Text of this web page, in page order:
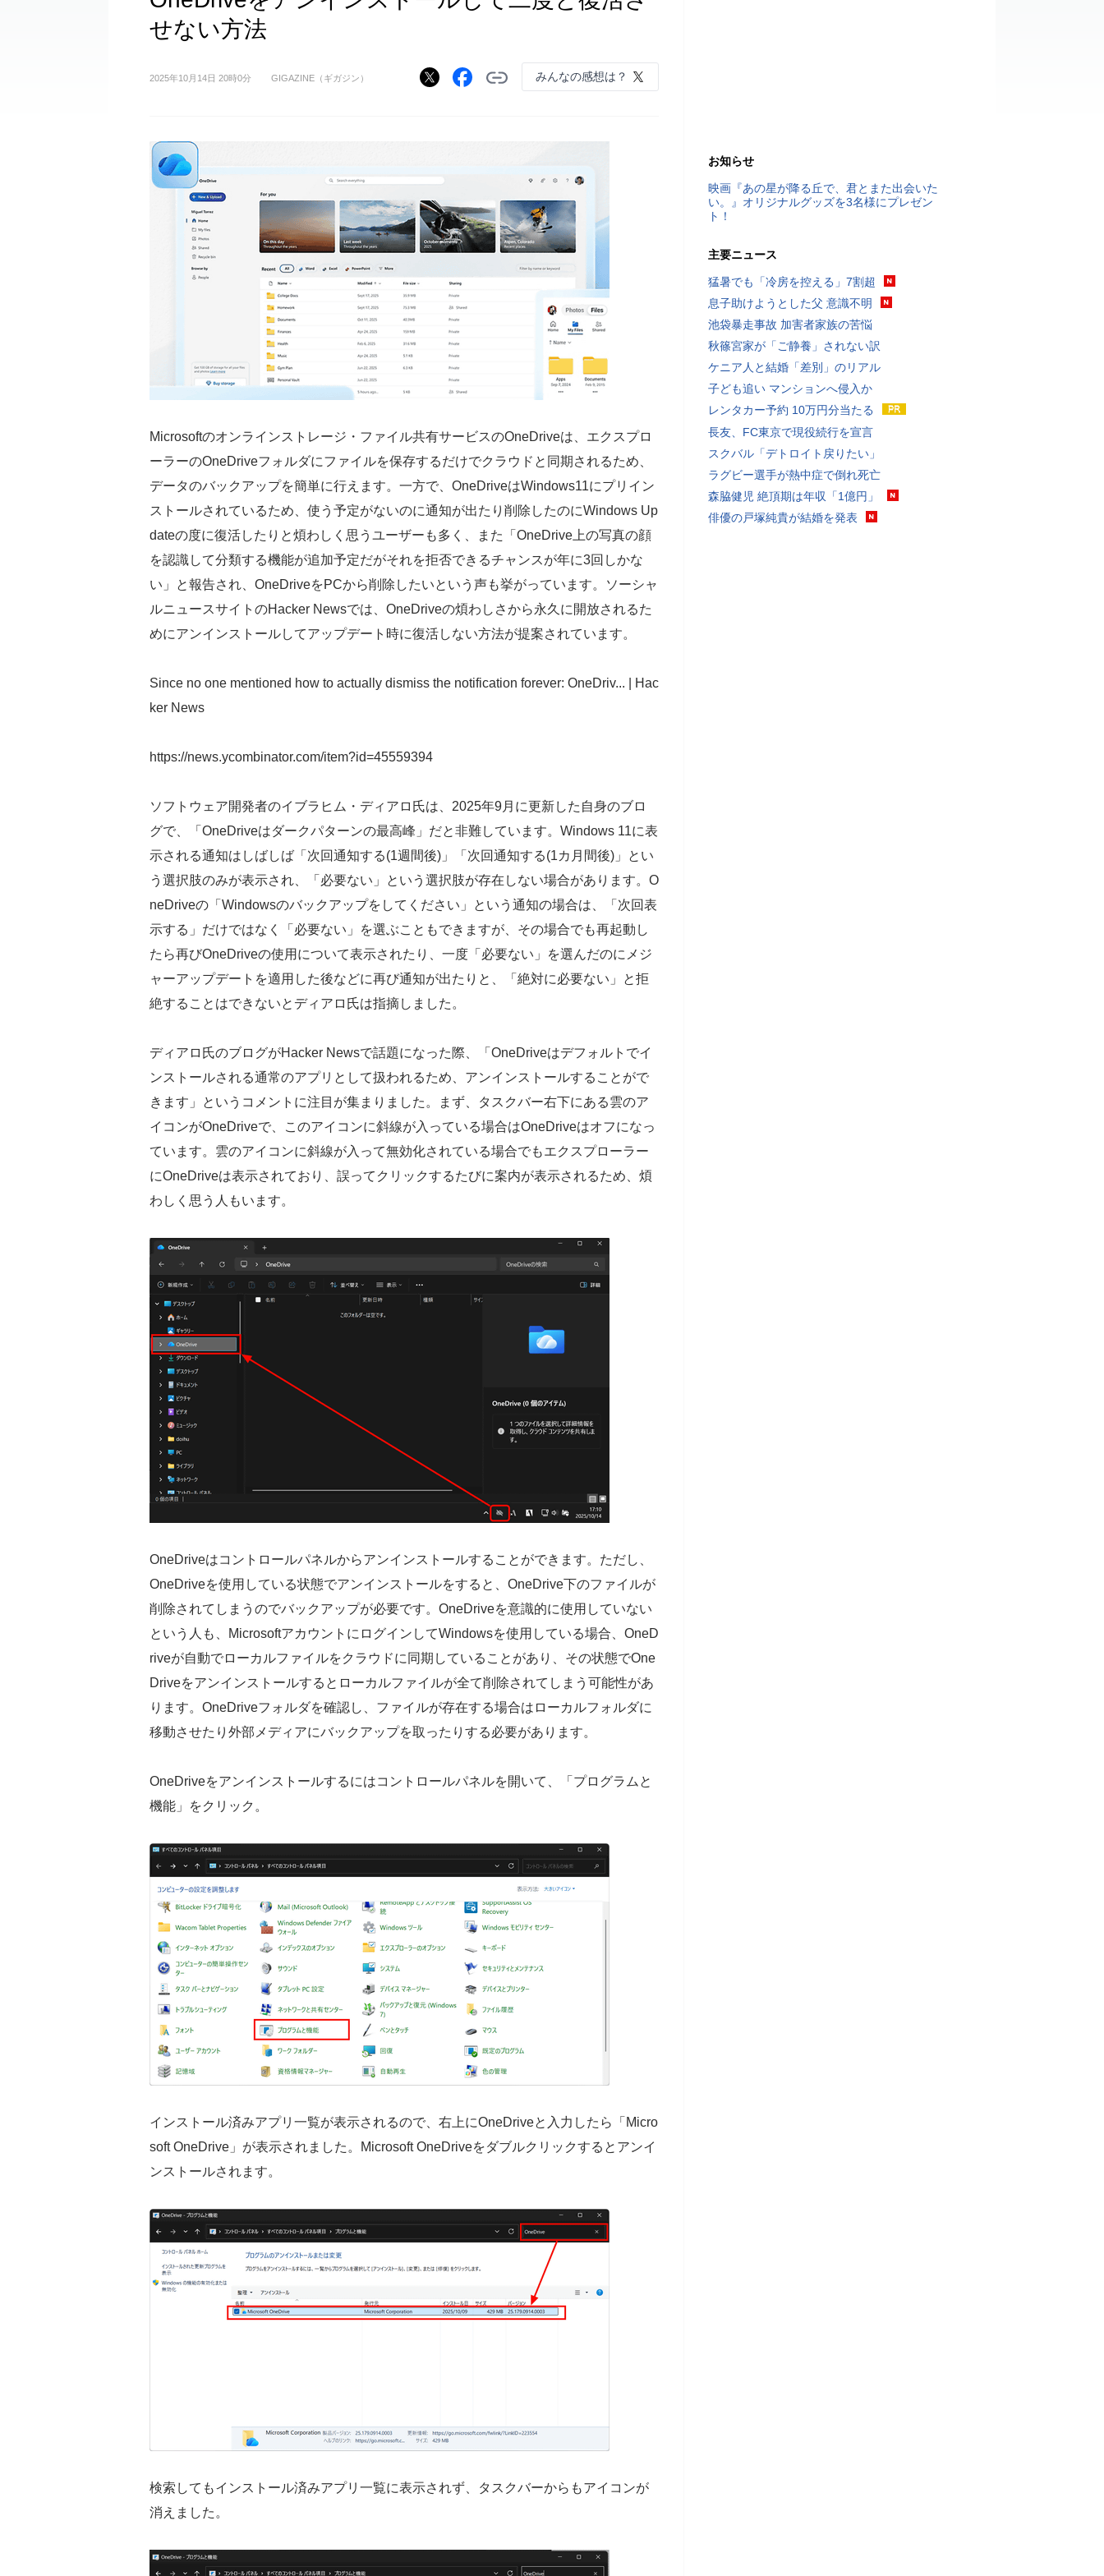
せない方法
2025年10月14日 20時0分 GIGAZINE（ギガジン） みんなの感想は？
Microsoftのオンラインストレージ・ファイル共有サービスのOneDriveは、エクスプロ
ーラーのOneDriveフォルダにファイルを保存するだけでクラウドと同期されるため、
データのバックアップを簡単に行えます。一方で、OneDriveはWindows11にプリイン
ストールされているため、使う予定がないのに通知が出たり削除したのにWindows Up
dateの度に復活したりと煩わしく思うユーザーも多く、また「OneDrive上の写真の顔
を認識して分類する機能が追加予定だがそれを拒否できるチャンスが年に3回しかな
い」と報告され、OneDriveをPCから削除したいという声も挙がっています。ソーシャ
ルニュースサイトのHacker Newsでは、OneDriveの煩わしさから永久に開放されるた
めにアンインストールしてアップデート時に復活しない方法が提案されています。
Since no one mentioned how to actually dismiss the notification forever: OneDriv... | Hac
ker News
https://news.ycombinator.com/item?id=45559394
ソフトウェア開発者のイブラヒム・ディアロ氏は、2025年9月に更新した自身のブロ
グで、「OneDriveはダークパターンの最高峰」だと非難しています。Windows 11に表
示される通知はしばしば「次回通知する(1週間後)」「次回通知する(1カ月間後)」とい
う選択肢のみが表示され、「必要ない」という選択肢が存在しない場合があります。O
neDriveの「Windowsのバックアップをしてください」という通知の場合は、「次回表
示する」だけではなく「必要ない」を選ぶこともできますが、その場合でも再起動し
たら再びOneDriveの使用について表示されたり、一度「必要ない」を選んだのにメジ
ャーアップデートを適用した後などに再び通知が出たりと、「絶対に必要ない」と拒
絶することはできないとディアロ氏は指摘しました。
ディアロ氏のブログがHacker Newsで話題になった際、「OneDriveはデフォルトでイ
ンストールされる通常のアプリとして扱われるため、アンインストールすることがで
きます」というコメントに注目が集まりました。まず、タスクバー右下にある雲のア
イコンがOneDriveで、このアイコンに斜線が入っている場合はOneDriveはオフになっ
ています。雲のアイコンに斜線が入って無効化されている場合でもエクスプローラー
にOneDriveは表示されており、誤ってクリックするたびに案内が表示されるため、煩
わしく思う人もいます。
OneDriveはコントロールパネルからアンインストールすることができます。ただし、
OneDriveを使用している状態でアンインストールをすると、OneDrive下のファイルが
削除されてしまうのでバックアップが必要です。OneDriveを意識的に使用していない
という人も、MicrosoftアカウントにログインしてWindowsを使用している場合、OneD
riveが自動でローカルファイルをクラウドに同期していることがあり、その状態でOne
Driveをアンインストールするとローカルファイルが全て削除されてしまう可能性があ
ります。OneDriveフォルダを確認し、ファイルが存在する場合はローカルフォルダに
移動させたり外部メディアにバックアップを取ったりする必要があります。
OneDriveをアンインストールするにはコントロールパネルを開いて、「プログラムと
機能」をクリック。
インストール済みアプリ一覧が表示されるので、右上にOneDriveと入力したら「Micro
soft OneDrive」が表示されました。Microsoft OneDriveをダブルクリックするとアンイ
ンストールされます。
検索してもインストール済みアプリ一覧に表示されず、タスクバーからもアイコンが
消えました。
お知らせ
映画『あの星が降る丘で、君とまた出会いた
い。』オリジナルグッズを3名様にプレゼン
ト！
主要ニュース
猛暑でも「冷房を控える」7割超
息子助けようとした父 意識不明
池袋暴走事故 加害者家族の苦悩
秋篠宮家が「ご静養」されない訳
ケニア人と結婚「差別」のリアル
子ども追い マンションへ侵入か
レンタカー予約 10万円分当たる
長友、FC東京で現役続行を宣言
スクバル「デトロイト戻りたい」
ラグビー選手が熱中症で倒れ死亡
森脇健児 絶頂期は年収「1億円」
俳優の戸塚純貴が結婚を発表